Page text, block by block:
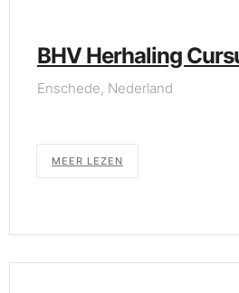
BHV Herhaling
Enschede, Nederland
MEER LEZEN